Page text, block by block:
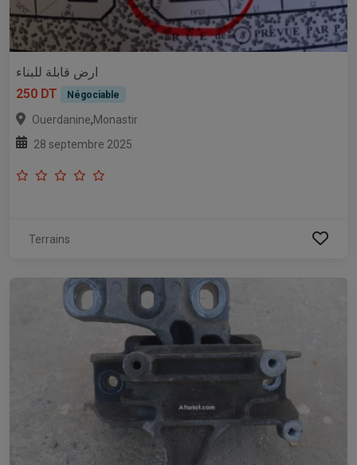
ارض قابلة للبناء
250 DT
Négociable
Ouerdanine,Monastir
28 septembre 2025
Terrains